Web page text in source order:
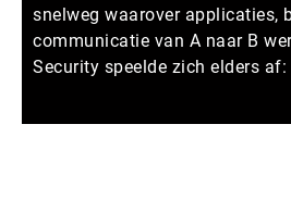
snelweg waarover applicaties,
communicatie van A naar B
Security speelde zich elders af: